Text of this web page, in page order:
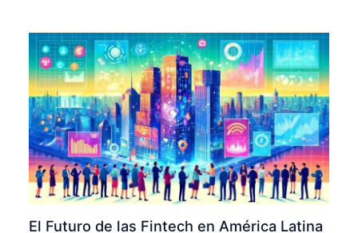
El Futuro de las Fintech en América Latina